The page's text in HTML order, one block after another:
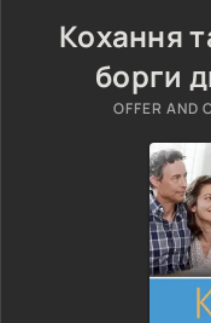
Кохання
борги
OFFER AND